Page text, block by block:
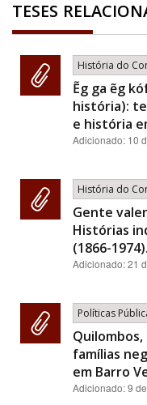
TESES
História do
Ẽg ga ẽg
história):
e história
Adicionado: 10
História do
Gente
Histórias
(1866-1974).
Adicionado:21
Políticas
famílias
em Barro
Adicionado:9